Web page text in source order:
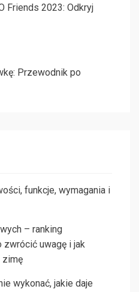
Friends 2023: Odkryj
Przewodnik po
funkcje, wymagania i
– ranking
zwrócić uwagę i jak
zimę
wykonać, jakie daje